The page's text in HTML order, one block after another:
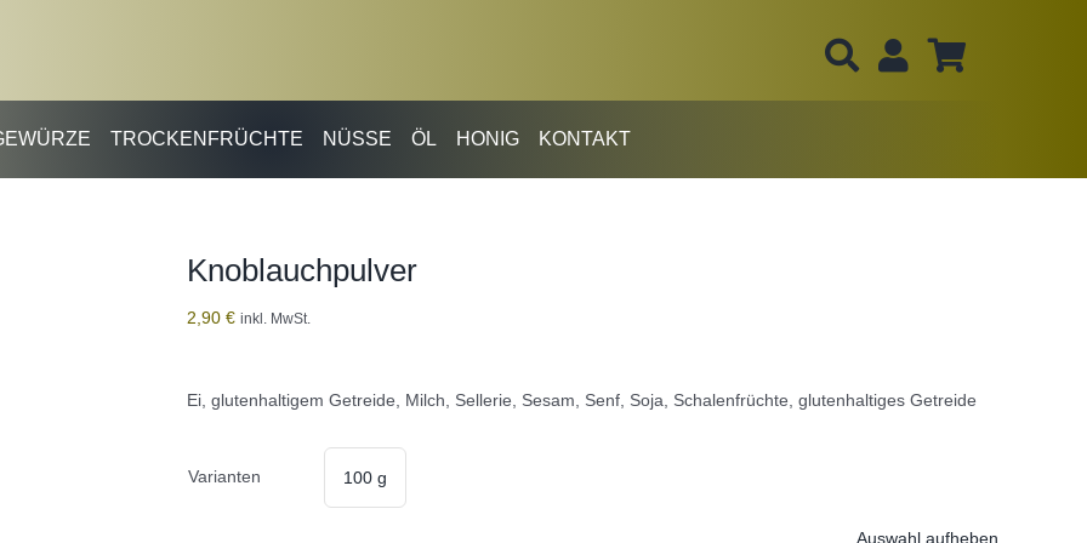
TROCKENFRÜCHTE NÜSSE ÖL HONIG KONTAKT
Knoblauchpulver
2,90 € inkl. MwSt.
Ei, glutenhaltigem Getreide, Milch, Sellerie, Sesam, Senf, Soja, Schalenfrüchte, glutenhaltiges Getreide
Varianten 100 g
Auswahl aufheben